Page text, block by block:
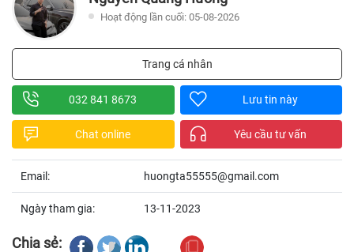
Hoạt động lần cuối: 05-08-2026
Trang cá nhân
032 841 8673 Lưu tin này
Chat online Yêu cầu tư vấn
Email: huongta55555@gmail.com
Ngày tham gia: 13-11-2023
Chia sẻ: